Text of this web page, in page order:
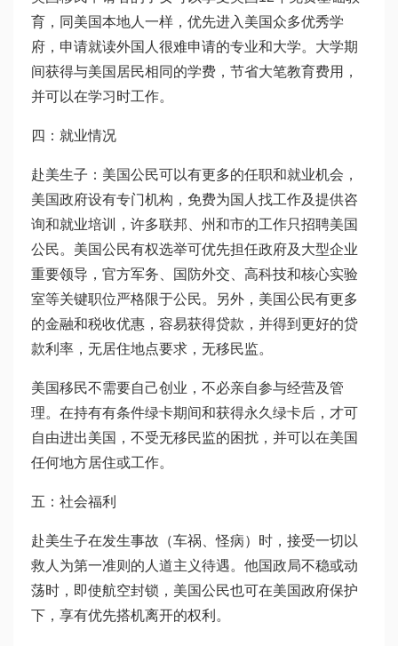
育，同美国本地人一样，优先进入美国众多优秀学
府，申请就读外国人很难申请的专业和大学。大学期
间获得与美国居民相同的学费，节省大笔教育费用，
并可以在学习时工作。
四：就业情况
赴美生子：美国公民可以有更多的任职和就业机会，
美国政府设有专门机构，免费为国人找工作及提供咨
询和就业培训，许多联邦、州和市的工作只招聘美国
公民。美国公民有权选举可优先担任政府及大型企业
重要领导，官方军务、国防外交、高科技和核心实验
室等关键职位严格限于公民。另外，美国公民有更多
的金融和税收优惠，容易获得贷款，并得到更好的贷
款利率，无居住地点要求，无移民监。
美国移民不需要自己创业，不必亲自参与经营及管
理。在持有有条件绿卡期间和获得永久绿卡后，才可
自由进出美国，不受无移民监的困扰，并可以在美国
任何地方居住或工作。
五：社会福利
赴美生子在发生事故（车祸、怪病）时，接受一切以
救人为第一准则的人道主义待遇。他国政局不稳或动
荡时，即使航空封锁，美国公民也可在美国政府保护
下，享有优先搭机离开的权利。